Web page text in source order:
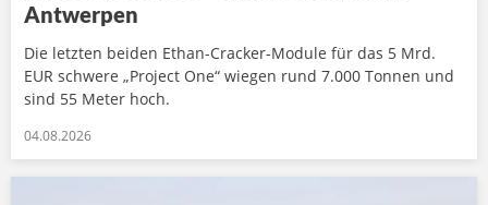
Antwerpen
Die letzten beiden Ethan-Cracker-Module für das 5 Mrd.
EUR schwere „Project One“ wiegen rund 7.000 Tonnen und
sind 55 Meter hoch.
04.08.2026